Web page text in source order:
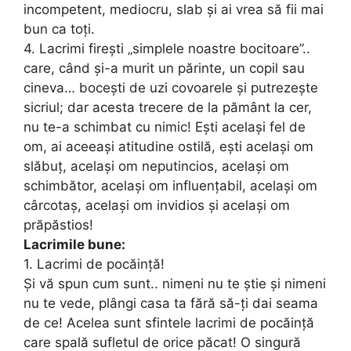
incompetent, mediocru, slab și ai vrea să fii mai
bun ca toți.
4. Lacrimi firești „simplele noastre bocitoare”..
care, când și-a murit un părinte, un copil sau
cineva… bocești de uzi covoarele și putrezește
sicriul; dar acesta trecere de la pământ la cer,
nu te-a schimbat cu nimic! Ești același fel de
om, ai aceeași atitudine ostilă, ești același om
slăbuț, același om neputincios, același om
schimbător, același om influențabil, același om
cârcotaș, același om invidios și același om
prăpăstios!
Lacrimile bune:
1. Lacrimi de pocăință!
Și vă spun cum sunt.. nimeni nu te știe și nimeni
nu te vede, plângi casa ta fără să-ți dai seama
de ce! Acelea sunt sfintele lacrimi de pocăință
care spală sufletul de orice păcat! O singură